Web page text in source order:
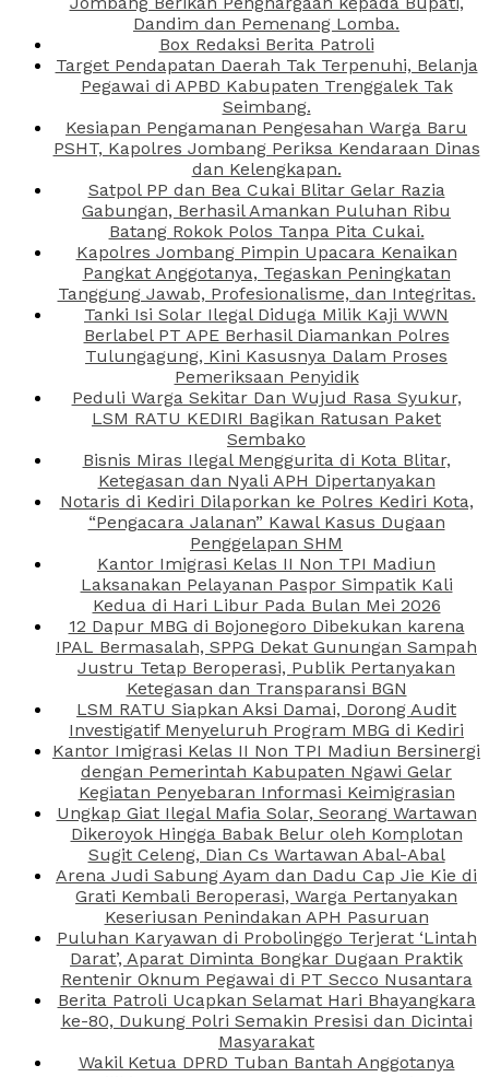
Dandim dan Pemenang Lomba.
Box Redaksi Berita Patroli
Target Pendapatan Daerah Tak Terpenuhi, Belanja
Pegawai di APBD Kabupaten Trenggalek Tak
Seimbang.
Kesiapan Pengamanan Pengesahan Warga Baru
PSHT, Kapolres Jombang Periksa Kendaraan Dinas
dan Kelengkapan.
Satpol PP dan Bea Cukai Blitar Gelar Razia
Gabungan, Berhasil Amankan Puluhan Ribu
Batang Rokok Polos Tanpa Pita Cukai.
Kapolres Jombang Pimpin Upacara Kenaikan
Pangkat Anggotanya, Tegaskan Peningkatan
Tanggung Jawab, Profesionalisme, dan Integritas.
Tanki Isi Solar Ilegal Diduga Milik Kaji WWN
Berlabel PT APE Berhasil Diamankan Polres
Tulungagung, Kini Kasusnya Dalam Proses
Pemeriksaan Penyidik
Peduli Warga Sekitar Dan Wujud Rasa Syukur,
LSM RATU KEDIRI Bagikan Ratusan Paket
Sembako
Bisnis Miras Ilegal Menggurita di Kota Blitar,
Ketegasan dan Nyali APH Dipertanyakan
Notaris di Kediri Dilaporkan ke Polres Kediri Kota,
“Pengacara Jalanan” Kawal Kasus Dugaan
Penggelapan SHM
Kantor Imigrasi Kelas II Non TPI Madiun
Laksanakan Pelayanan Paspor Simpatik Kali
Kedua di Hari Libur Pada Bulan Mei 2026
12 Dapur MBG di Bojonegoro Dibekukan karena
IPAL Bermasalah, SPPG Dekat Gunungan Sampah
Justru Tetap Beroperasi, Publik Pertanyakan
Ketegasan dan Transparansi BGN
LSM RATU Siapkan Aksi Damai, Dorong Audit
Investigatif Menyeluruh Program MBG di Kediri
Kantor Imigrasi Kelas II Non TPI Madiun Bersinergi
dengan Pemerintah Kabupaten Ngawi Gelar
Kegiatan Penyebaran Informasi Keimigrasian
Ungkap Giat Ilegal Mafia Solar, Seorang Wartawan
Dikeroyok Hingga Babak Belur oleh Komplotan
Sugit Celeng, Dian Cs Wartawan Abal-Abal
Arena Judi Sabung Ayam dan Dadu Cap Jie Kie di
Grati Kembali Beroperasi, Warga Pertanyakan
Keseriusan Penindakan APH Pasuruan
Puluhan Karyawan di Probolinggo Terjerat ‘Lintah
Darat’, Aparat Diminta Bongkar Dugaan Praktik
Rentenir Oknum Pegawai di PT Secco Nusantara
Berita Patroli Ucapkan Selamat Hari Bhayangkara
ke-80, Dukung Polri Semakin Presisi dan Dicintai
Masyarakat
Wakil Ketua DPRD Tuban Bantah Anggotanya